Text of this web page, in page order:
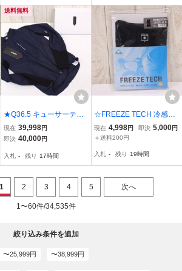
送料無料
★Q36.5 キューサーティ
ーシックスポイントファ
イブ DOTTORE HYBRID
ャージ Sサイズ 未使用品
現在 39,998円
即決 40,000円
入札 - 残り 17時間
☆FREEZE TECH 冷感メ
ッシュシャツ ノースリー
ブ クルーネック Mサイズ
現在 4,998円 即決 5,000円
＋送料200円
入札 - 残り 19時間
1 2 3 4 5 次へ
1〜60件/34,535件
絞り込み条件を追加
〜25,999円 〜38,999円